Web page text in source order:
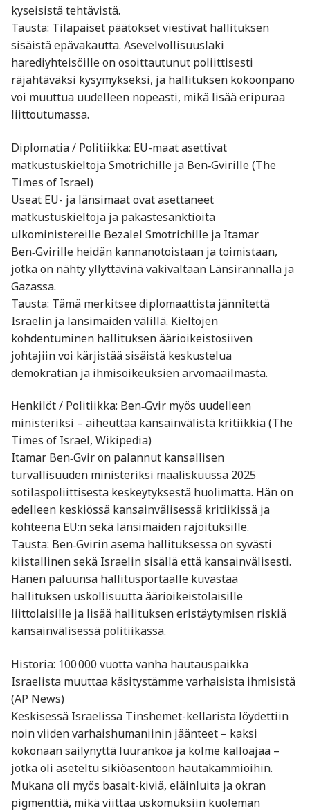
kyseisistä tehtävistä.
Tausta: Tilapäiset päätökset viestivät hallituksen
sisäistä epävakautta. Asevelvollisuuslaki
harediyhteisöille on osoittautunut poliittisesti
räjähtäväksi kysymykseksi, ja hallituksen kokoonpano
voi muuttua uudelleen nopeasti, mikä lisää eripuraa
liittoutumassa.
Diplomatia / Politiikka: EU-maat asettivat
matkustuskieltoja Smotrichille ja Ben‑Gvirille (The
Times of Israel)
Useat EU- ja länsimaat ovat asettaneet
matkustuskieltoja ja pakastesanktioita
ulkoministereille Bezalel Smotrichille ja Itamar
Ben‑Gvirille heidän kannanotoistaan ja toimistaan,
jotka on nähty yllyttävinä väkivaltaan Länsirannalla ja
Gazassa.
Tausta: Tämä merkitsee diplomaattista jännitettä
Israelin ja länsimaiden välillä. Kieltojen
kohdentuminen hallituksen äärioikeistosiiven
johtajiin voi kärjistää sisäistä keskustelua
demokratian ja ihmisoikeuksien arvomaailmasta.
Henkilöt / Politiikka: Ben‑Gvir myös uudelleen
ministeriksi – aiheuttaa kansainvälistä kritiikkiä (The
Times of Israel, Wikipedia)
Itamar Ben‑Gvir on palannut kansallisen
turvallisuuden ministeriksi maaliskuussa 2025
sotilaspoliittisesta keskeytyksestä huolimatta. Hän on
edelleen keskiössä kansainvälisessä kritiikissä ja
kohteena EU:n sekä länsimaiden rajoituksille.
Tausta: Ben‑Gvirin asema hallituksessa on syvästi
kiistallinen sekä Israelin sisällä että kansainvälisesti.
Hänen paluunsa hallitusportaalle kuvastaa
hallituksen uskollisuutta äärioikeistolaisille
liittolaisille ja lisää hallituksen eristäytymisen riskiä
kansainvälisessä politiikassa.
Historia: 100 000 vuotta vanha hautauspaikka
Israelista muuttaa käsitystämme varhaisista ihmisistä
(AP News)
Keskisessä Israelissa Tinshemet-kellarista löydettiin
noin viiden varhaishumaniinin jäänteet – kaksi
kokonaan säilynyttä luurankoa ja kolme kalloajaa –
jotka oli aseteltu sikiöasentoon hautakammioihin.
Mukana oli myös basalt-kiviä, eläinluita ja okran
pigmenttiä, mikä viittaa uskomuksiin kuoleman